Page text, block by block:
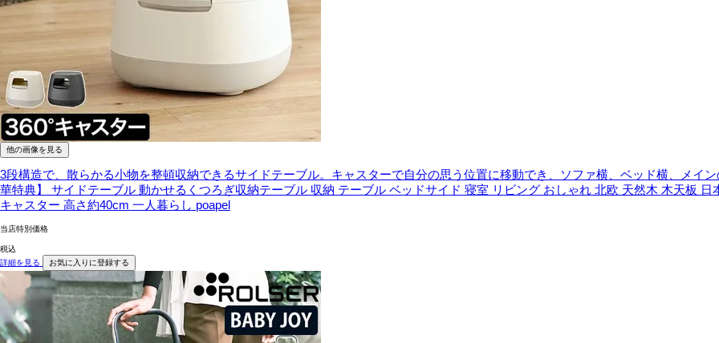
他の画像を見る
3段構造で、散らかる小物を整頓収納できるサイドテーブル。キャスターで自分の思う位置に移動でき、ソファ横、ベッド横、メイ
華特典】 サイドテーブル 動かせるくつろぎ収納テーブル 収納 テーブル ベッドサイド 寝室 リビング おしゃれ 北欧 天然木 木天板
キャスター 高さ約40cm 一人暮らし poapel
当店特別価格
税込
詳細を見る
お気に入りに登録する